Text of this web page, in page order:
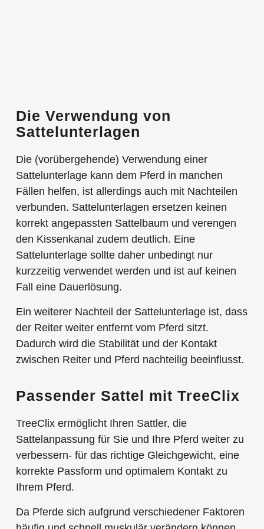
Die Verwendung von
Sattelunterlagen
Die (vorübergehende) Verwendung einer
Sattelunterlage kann dem Pferd in manchen
Fällen helfen, ist allerdings auch mit Nachteilen
verbunden. Sattelunterlagen ersetzen keinen
korrekt angepassten Sattelbaum und verengen
den Kissenkanal zudem deutlich. Eine
Sattelunterlage sollte daher unbedingt nur
kurzzeitig verwendet werden und ist auf keinen
Fall eine Dauerlösung.
Ein weiterer Nachteil der Sattelunterlage ist, dass
der Reiter weiter entfernt vom Pferd sitzt.
Dadurch wird die Stabilität und der Kontakt
zwischen Reiter und Pferd nachteilig beeinflusst.
Passender Sattel mit TreeClix
TreeClix ermöglicht Ihren Sattler, die
Sattelanpassung für Sie und Ihre Pferd weiter zu
verbessern- für das richtige Gleichgewicht, eine
korrekte Passform und optimalem Kontakt zu
Ihrem Pferd.
Da Pferde sich aufgrund verschiedener Faktoren